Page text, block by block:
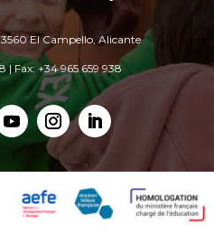
El Campello, Alicante
| Fax: +34 965 659 938